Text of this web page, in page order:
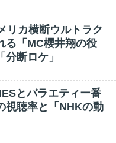
リカ横断ウルトラク
る「MC櫻井翔の役
断ロケ」
とバラエティー番
視聴率と「NHKの動